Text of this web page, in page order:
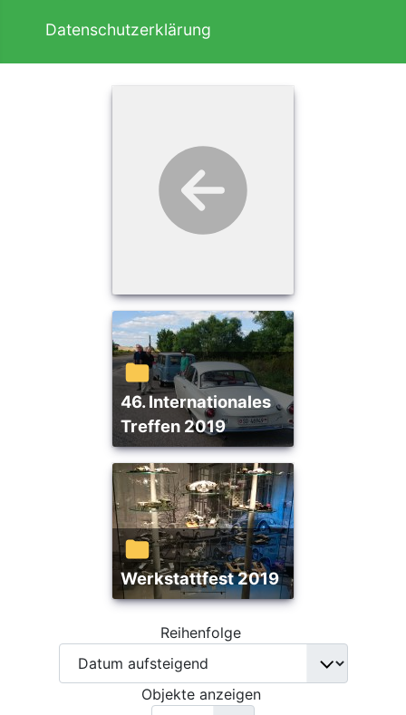
Datenschutzerklärung
46. Internationales
Treffen 2019
Werkstattfest 2019
Reihenfolge
Objekte anzeigen